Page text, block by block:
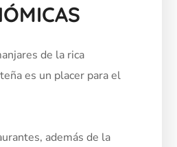
de la rica
es un placer para el
además de la